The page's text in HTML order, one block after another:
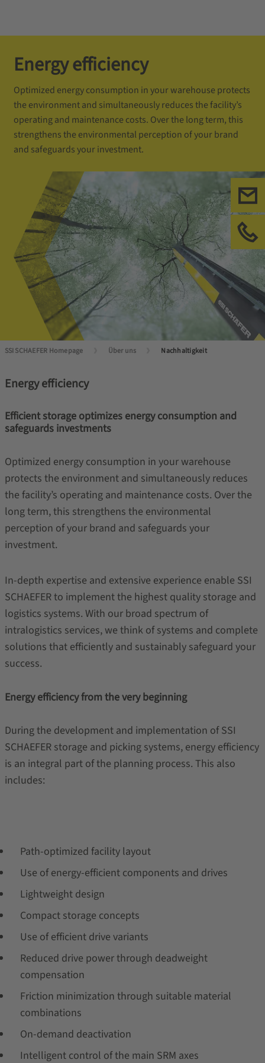
Energy efficiency
Optimized energy consumption in your warehouse protects
the environment and simultaneously reduces the facility’s
operating and maintenance costs. Over the long term, this
strengthens the environmental perception of your brand
and safeguards your investment.
SSI SCHAEFER Homepage Über uns Nachhaltigkeit
Energy efficiency
Efficient storage optimizes energy consumption and
safeguards investments
Optimized energy consumption in your warehouse
protects the environment and simultaneously reduces
the facility’s operating and maintenance costs. Over the
long term, this strengthens the environmental
perception of your brand and safeguards your
investment.
In-depth expertise and extensive experience enable SSI
SCHAEFER to implement the highest quality storage and
logistics systems. With our broad spectrum of
intralogistics services, we think of systems and complete
solutions that efficiently and sustainably safeguard your
success.
Energy efficiency from the very beginning
During the development and implementation of SSI
SCHAEFER storage and picking systems, energy efficiency
is an integral part of the planning process. This also
includes:
Path-optimized facility layout
Use of energy-efficient components and drives
Lightweight design
Compact storage concepts
Use of efficient drive variants
Reduced drive power through deadweight
compensation
Friction minimization through suitable material
combinations
On-demand deactivation
Intelligent control of the main SRM axes